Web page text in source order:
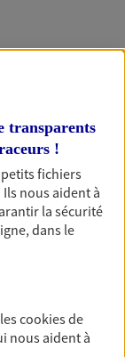
: achat
autour
et
transparents
!
fichiers
Ils nous aident à
la sécurité
dans le
cookiesde
nous aident à